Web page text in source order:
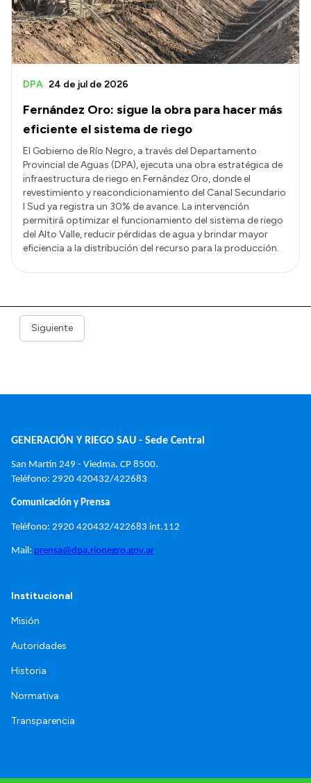
Fernández Oro: sigue la obra para hacer más
eficiente el sistema de riego
DPA 24 de jul de 2026
El Gobierno de Río Negro, a través del Departamento
Provincial de Aguas (DPA), ejecuta una obra estratégica de
infraestructura de riego en Fernández Oro, donde el
revestimiento y reacondicionamiento del Canal Secundario
I Sud ya registra un 30% de avance. La intervención
permitirá optimizar el funcionamiento del sistema de riego
del Alto Valle, reducir pérdidas de agua y brindar mayor
eficiencia a la distribución del recurso para la producción.
Siguiente
GENERACIÓN Y RIEGO SAU - Sede Central
San Martín 249 - Viedma. CP 8500.
Teléfono: 2920 420432/422683
Comunicación y Prensa
Teléfono: 2920 420432/422683 int.112
Mail: prensa@dpa.rionegro.gov.ar
Institucional
Misión
Autoridades
Historia
Normativa
Transparencia